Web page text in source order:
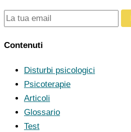
Contenuti
Disturbi psicologici
Psicoterapie
Articoli
Glossario
Test